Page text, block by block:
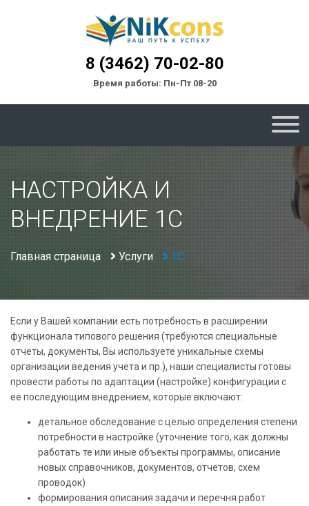
8 (3462) 70-02-80
Время работы: Пн-Пт 08-20
НАСТРОЙКА И
ВНЕДРЕНИЕ 1С
Главная страница Услуги 1С
Если у Вашей компании есть потребность в расширении
функционала типового решения (требуются специальные
отчеты, документы, Вы используете уникальные схемы
организации ведения учета и пр.), наши специалисты готовы
провести работы по адаптации (настройке) конфигурации с
ее последующим внедрением, которые включают:
детальное обследование с целью определения степени
потребности в настройке (уточнение того, как должны
работать те или иные объекты программы, описание
новых справочников, документов, отчетов, схем
проводок)
формирования описания задачи и перечня работ